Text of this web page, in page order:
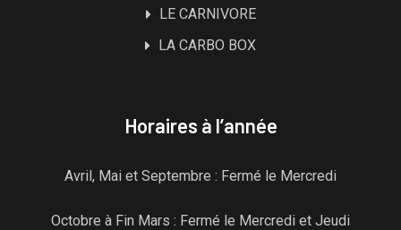
LE CARNIVORE
LA CARBO BOX
Horaires à l’année
Avril, Mai et Septembre : Fermé le Mercredi
Octobre à Fin Mars : Fermé le Mercredi et Jeudi